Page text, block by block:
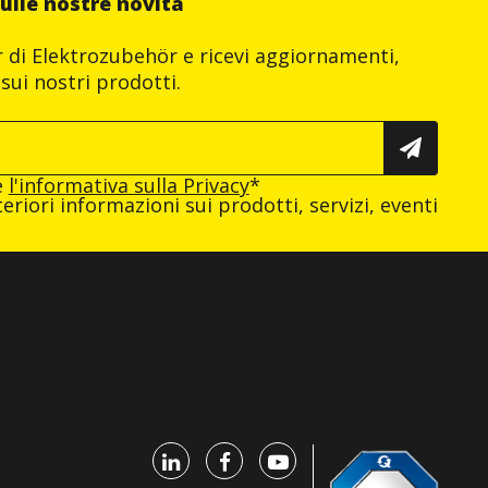
Elektrozubehör e ricevi aggiornamenti,
nostri prodotti.
l'informativa sulla Privacy*
informazioni sui prodotti, servizi, eventi